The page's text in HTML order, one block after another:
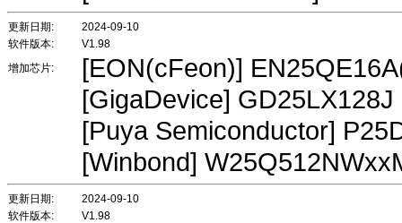
更新日期:
2024-09-10
软件版本:
V1.98
增加芯片:
[EON(cFeon)]
[GigaDevice] GD25LX128J
[Puya Semiconductor]
[Winbond]
更新日期:
2024-09-10
软件版本:
V1.98